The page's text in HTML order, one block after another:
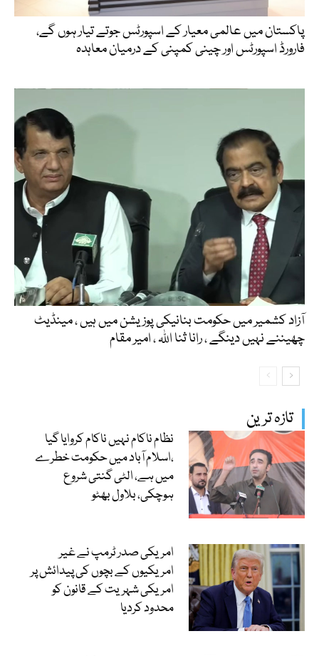
تازہ ترین
نظام ناکام نہیں ناکام کروایا گیا
،اسلام آباد میں حکومت خطرے
میں ہے، الٹی گنتی شروع
ہوچکی، بلاول بھٹو
امریکی صدر ٹرمپ نے غیر
امریکیوں کے بچوں کی پیدائش پر
امریکی شہریت کے قانون کو
محدود کردیا
پاکستان میں عالمی معیار کے اسپورٹس جوتے تیار ہوں گے،
فارورڈ اسپورٹس اور چینی کمپنی کے درمیان معاہدہ
آزاد کشمیر میں حکومت بنانیکی پوزیشن میں ہیں ، مینڈیٹ
چھیننے نہیں دینگے ، رانا ثنا اللہ ، امیر مقام